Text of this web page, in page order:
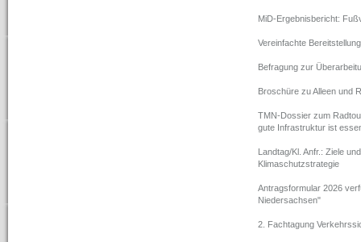
MiD-Ergebnisbericht:
Vereinfachte
Befragung zur
Broschüre zu Alleen und
TMN-Dossier zum
gute Infrastruktur ist
Landtag/Kl. Anfr.: Ziele
Klimaschutzstrategie
Antragsformular 2026
Niedersachsen"
2. Fachtagung